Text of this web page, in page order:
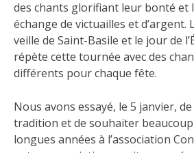
des chants glorifiant leur bonté et
échange de victuailles et d’argent.
veille de Saint-Basile et le jour de
répète cette tournée avec des
différents pour chaque fête.
Nous avons essayé, le 5 janvier,
tradition et de souhaiter beaucoup
longues années à l’association